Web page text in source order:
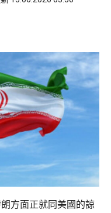
方面正就同美國的諒